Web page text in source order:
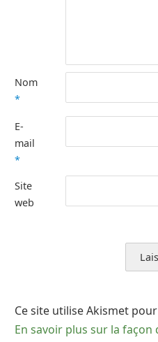
Nom
*
E-
mail
*
Site
web
Ce site utilise Akismet
En savoir plus sur la